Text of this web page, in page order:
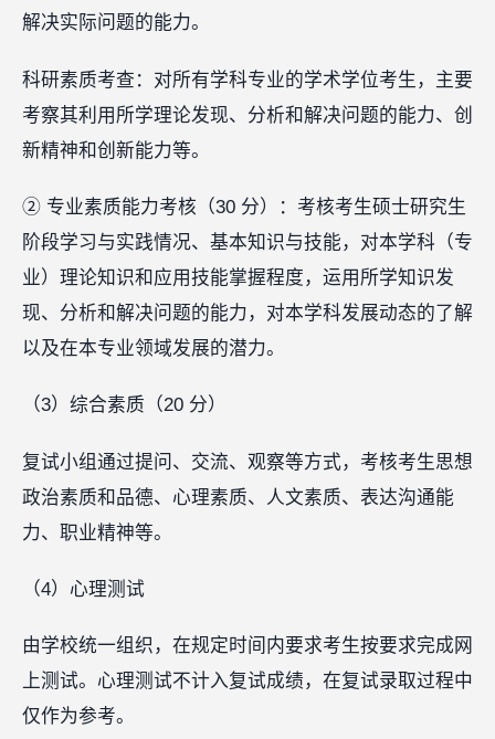
解决实际问题的能力。
科研素质考查：对所有学科专业的学术学位考生，主要
考察其利用所学理论发现、分析和解决问题的能力、创
新精神和创新能力等。
② 专业素质能力考核（30 分）：考核考生硕士研究生
阶段学习与实践情况、基本知识与技能，对本学科（专
业）理论知识和应用技能掌握程度，运用所学知识发
现、分析和解决问题的能力，对本学科发展动态的了解
以及在本专业领域发展的潜力。
（3）综合素质（20 分）
复试小组通过提问、交流、观察等方式，考核考生思想
政治素质和品德、心理素质、人文素质、表达沟通能
力、职业精神等。
（4）心理测试
由学校统一组织，在规定时间内要求考生按要求完成网
上测试。心理测试不计入复试成绩，在复试录取过程中
仅作为参考。